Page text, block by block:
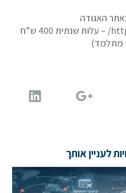
האגודה
http://www.aopa.org.il/ – עלות שנתית 400 ש”ח
לעניין אותך